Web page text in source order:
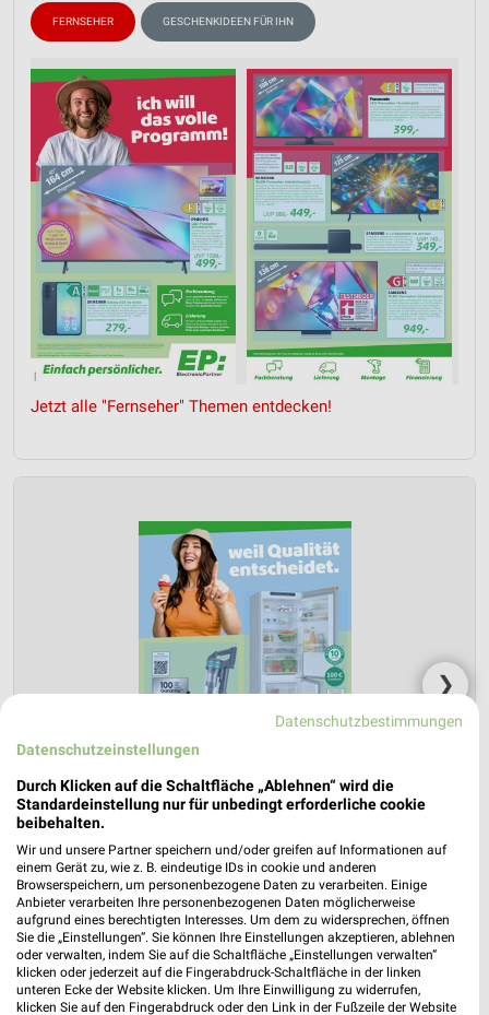
FERNSEHER GESCHENKIDEEN FÜR IHN
Jetzt alle "Fernseher" Themen entdecken!
❯
ElectronicPartner Prospekt für Kallmünz
ab Fr. den 31.07.
Haushaltselektronik 08/2026
Datenschutzbestimmungen
Datenschutzeinstellungen
Durch Klicken auf die Schaltfläche „Ablehnen“ wird die
Standardeinstellung nur für unbedingt erforderliche cookie
beibehalten.
Wir und unsere Partner speichern und/oder greifen auf Informationen auf
einem Gerät zu, wie z. B. eindeutige IDs in cookie und anderen
Browserspeichern, um personenbezogene Daten zu verarbeiten. Einige
Anbieter verarbeiten Ihre personenbezogenen Daten möglicherweise
aufgrund eines berechtigten Interesses. Um dem zu widersprechen, öffnen
Sie die „Einstellungen“. Sie können Ihre Einstellungen akzeptieren, ablehnen
oder verwalten, indem Sie auf die Schaltfläche „Einstellungen verwalten“
klicken oder jederzeit auf die Fingerabdruck-Schaltfläche in der linken
unteren Ecke der Website klicken. Um Ihre Einwilligung zu widerrufen,
klicken Sie auf den Fingerabdruck oder den Link in der Fußzeile der Website